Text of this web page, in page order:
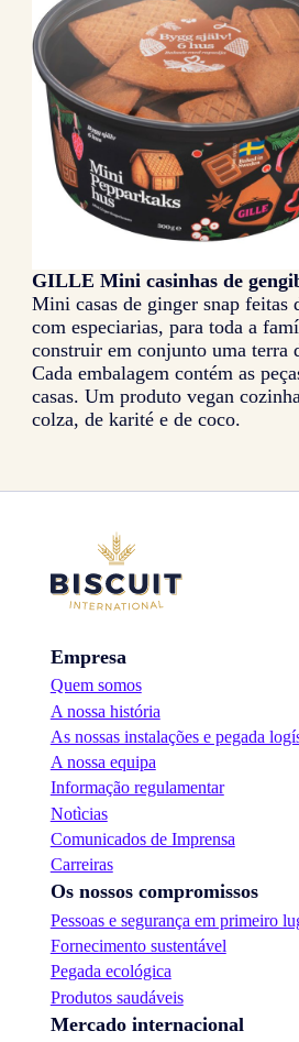
GILLE Mini casinhas de
Mini casas de ginger snap feitas
com especiarias, para toda a
construir em conjunto uma terra
Cada embalagem contém as
casas. Um produto vegan
colza, de karité e de coco.
Empresa
Quem somos
A nossa história
As nossas instalações e pegada
A nossa equipa
Informação regulamentar
Notìcias
Comunicados de Imprensa
Carreiras
Os nossos compromissos
Pessoas e segurança em primeiro
Fornecimento sustentável
Pegada ecológica
Produtos saudáveis
Mercado internacional